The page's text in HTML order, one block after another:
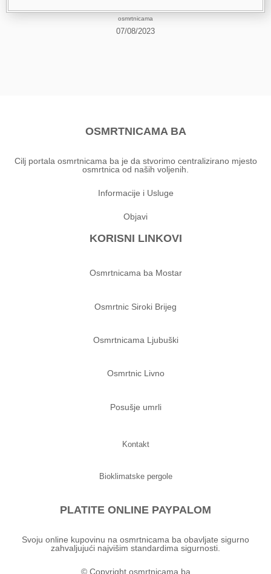
osmrtnicama
07/08/2023
OSMRTNICAMA BA
Cilj portala osmrtnicama ba je da stvorimo centralizirano mjesto
osmrtnica od naših voljenih.
Informacije i Usluge
Objavi
KORISNI LINKOVI
Osmrtnicama ba Mostar
Osmrtnic Siroki Brijeg
Osmrtnicama Ljubuški
Osmrtnic Livno
Posušje umrli
Kontakt
Bioklimatske pergole
PLATITE ONLINE PAYPALOM
Svoju online kupovinu na osmrtnicama ba obavljate sigurno
zahvaljujući najvišim standardima sigurnosti.
© Copyright osmrtnicama.ba